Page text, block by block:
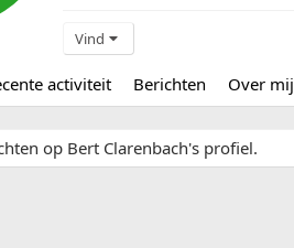
Vind
activiteit Berichten Over mij
op Bert Clarenbach's profiel.